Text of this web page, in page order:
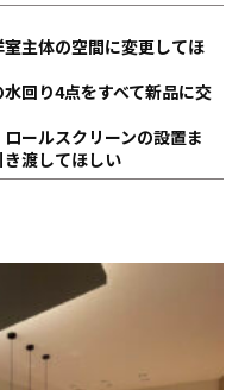
主体の空間に変更してほ
回り4点をすべて新品に交
ールスクリーンの設置ま
渡してほしい